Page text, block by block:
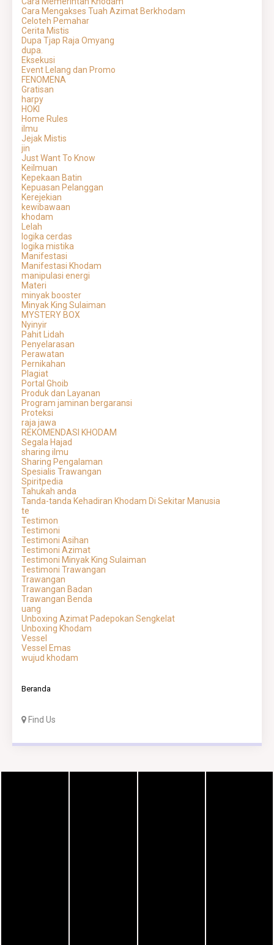
Cara Mengakses Tuah Azimat Berkhodam
Celoteh Pemahar
Cerita Mistis
Dupa Tjap Raja Omyang
dupa.
Eksekusi
Event Lelang dan Promo
FENOMENA
Gratisan
harpy
HOKI
Home Rules
ilmu
Jejak Mistis
jin
Just Want To Know
Keilmuan
Kepekaan Batin
Kepuasan Pelanggan
Kerejekian
kewibawaan
khodam
Lelah
logika cerdas
logika mistika
Manifestasi
Manifestasi Khodam
manipulasi energi
Materi
minyak booster
Minyak King Sulaiman
MYSTERY BOX
Nyinyir
Pahit Lidah
Penyelarasan
Perawatan
Pernikahan
Plagiat
Portal Ghoib
Produk dan Layanan
Program jaminan bergaransi
Proteksi
raja jawa
REKOMENDASI KHODAM
Segala Hajad
sharing ilmu
Sharing Pengalaman
Spesialis Trawangan
Spiritpedia
Tahukah anda
Tanda-tanda Kehadiran Khodam Di Sekitar Manusia
te
Testimon
Testimoni
Testimoni Asihan
Testimoni Azimat
Testimoni Minyak King Sulaiman
Testimoni Trawangan
Trawangan
Trawangan Badan
Trawangan Benda
uang
Unboxing Azimat Padepokan Sengkelat
Unboxing Khodam
Vessel
Vessel Emas
wujud khodam
Beranda
Find Us